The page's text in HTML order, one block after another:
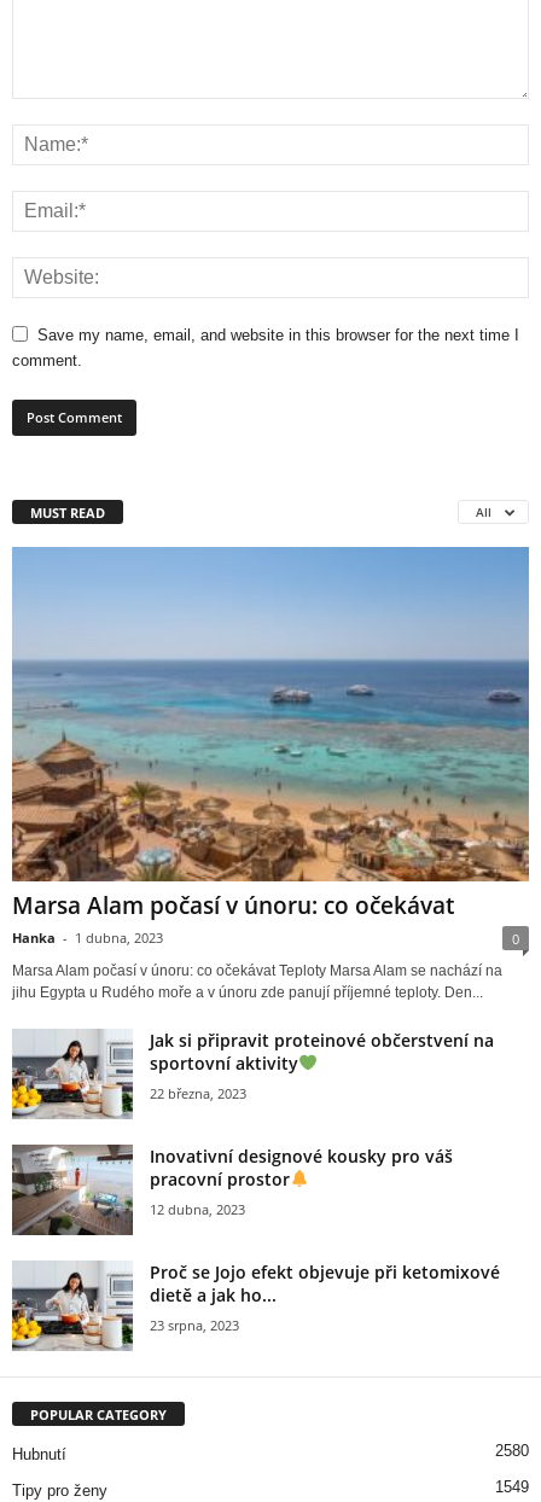
Save my name, email, and website in this browser for the next time I
comment.
MUST READ All
Marsa Alam počasí v únoru: co očekávat
Hanka - 1 dubna, 2023 0
Marsa Alam počasí v únoru: co očekávat Teploty Marsa Alam se nachází na
jihu Egypta u Rudého moře a v únoru zde panují příjemné teploty. Den...
Jak si připravit proteinové občerstvení na
sportovní aktivity
22 března, 2023
Inovativní designové kousky pro váš
pracovní prostor
12 dubna, 2023
Proč se Jojo efekt objevuje při ketomixové
dietě a jak ho...
23 srpna, 2023
POPULAR CATEGORY
Hubnutí 2580
Tipy pro ženy 1549